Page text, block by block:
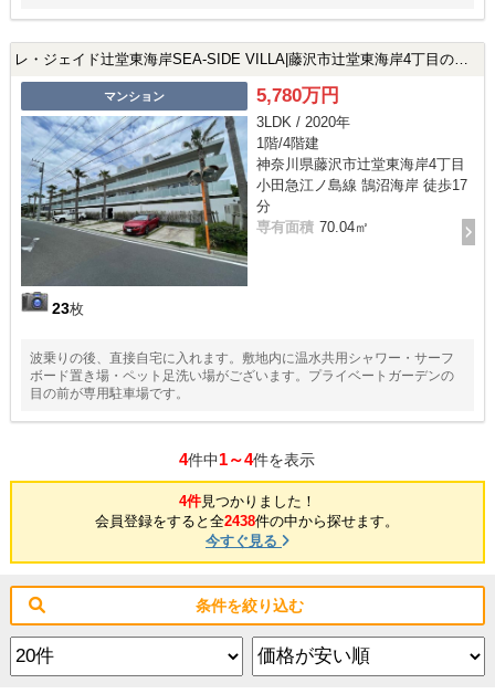
レ・ジェイド辻堂東海岸SEA-SIDE VILLA|藤沢市辻堂東海岸4丁目の中古マンション
マンション
23枚
5,780万円
3LDK / 2020年
1階/4階建
神奈川県藤沢市辻堂東海岸4丁目
小田急江ノ島線 鵠沼海岸 徒歩17
分
専有面積 70.04㎡
波乗りの後、直接自宅に入れます。敷地内に温水共用シャワー・サーフ
ボード置き場・ペット足洗い場がございます。プライベートガーデンの
目の前が専用駐車場です。
4件中1～4件を表示
4件見つかりました！
会員登録をすると全2438件の中から探せます。
今すぐ見る
条件を絞り込む